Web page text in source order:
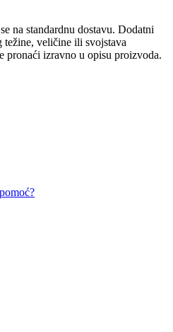
na standardnu ​​dostavu. Dodatni
težine, veličine ili svojstava
pronaći izravno u opisu proizvoda.